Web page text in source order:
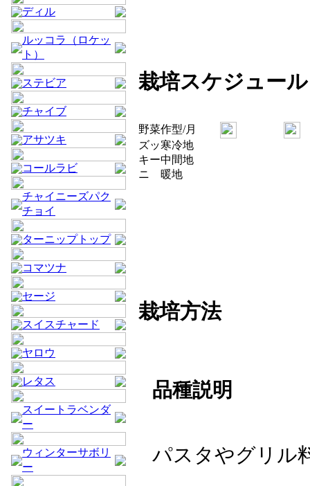
ディル
ルッコラ（ロケッ
ト）
ステビア
チャイブ
アサツキ
コールラビ
チャイニーズパク
チョイ
ターニップトップ
コマツナ
セージ
スイスチャード
ヤロウ
レタス
スイートラベンダ
ー
ウィンターサボリ
ー
栽培スケジュール
野菜作型/月
ズッ
キー
ニ
寒冷地
中間地
暖地
栽培方法
品種説明
パスタやグリル